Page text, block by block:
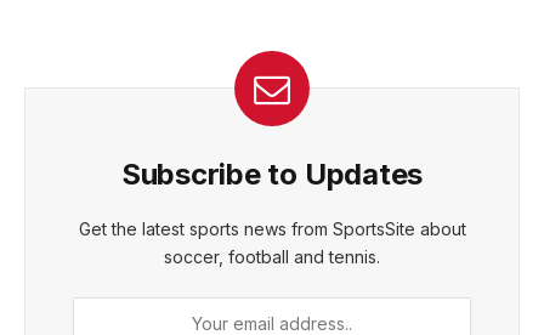
Subscribe to Updates
Get the latest sports news from SportsSite about
soccer, football and tennis.